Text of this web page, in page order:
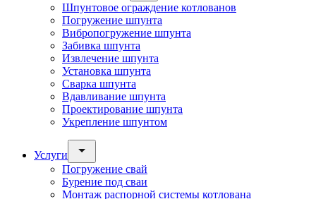
Шпунтовое ограждение котлованов
Погружение шпунта
Вибропогружение шпунта
Забивка шпунта
Извлечение шпунта
Установка шпунта
Сварка шпунта
Вдавливание шпунта
Проектирование шпунта
Укрепление шпунтом
Услуги
Погружение свай
Бурение под сваи
Монтаж распорной системы котлована